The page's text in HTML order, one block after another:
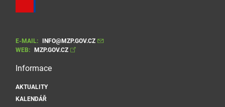
E-MAIL:
INFO@MZP.GOV.CZ
WEB:
MZP.GOV.CZ
Informace
AKTUALITY
KALENDÁŘ